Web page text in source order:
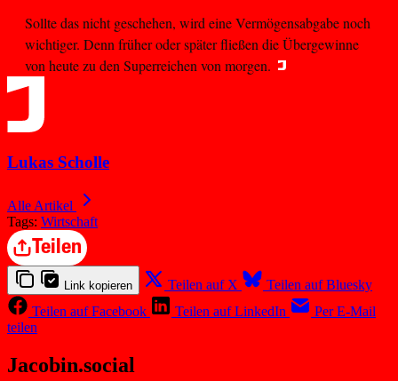
Sollte das nicht geschehen, wird eine Vermögensabgabe noch
wichtiger. Denn früher oder später fließen die Übergewinne
von heute zu den Superreichen von morgen.
Lukas Scholle
Alle Artikel
Tags: Wirtschaft
Teilen
Link kopieren Teilen auf X
Teilen auf Bluesky
Teilen auf Facebook
Teilen auf LinkedIn
Per E-Mail
teilen
Jacobin.social